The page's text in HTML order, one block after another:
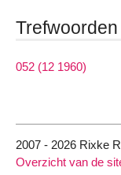
Trefwoorden
052 (12 1960)
2007 - 2026 Rixke
Overzicht van de